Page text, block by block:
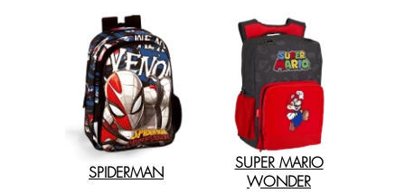
SPIDERMAN
SUPER MARIO
WONDER